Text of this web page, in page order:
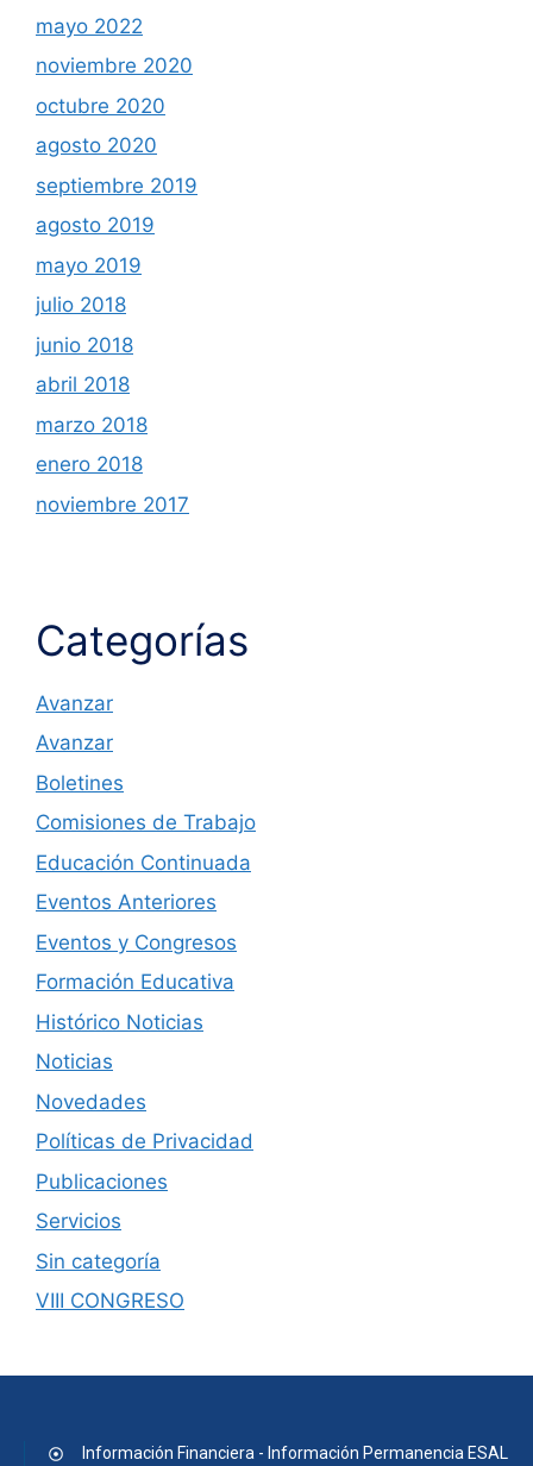
mayo 2022
noviembre 2020
octubre 2020
agosto 2020
septiembre 2019
agosto 2019
mayo 2019
julio 2018
junio 2018
abril 2018
marzo 2018
enero 2018
noviembre 2017
Categorías
Avanzar
Avanzar
Boletines
Comisiones de Trabajo
Educación Continuada
Eventos Anteriores
Eventos y Congresos
Formación Educativa
Histórico Noticias
Noticias
Novedades
Políticas de Privacidad
Publicaciones
Servicios
Sin categoría
VIII CONGRESO
Información Financiera - Información Permanencia ESAL